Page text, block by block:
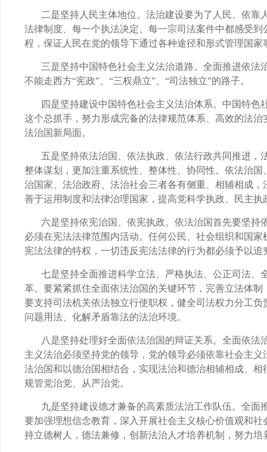
二是坚持人民主体地位。法治建设要为了人民、依
法律制度、每一个执法决定、每一宗司法案件中都感受
程，保证人民在党的领导下通过各种途径和形式管理国
三是坚持中国特色社会主义法治道路。全面推进依
不能走西方“宪政”、“三权鼎立”、“司法独立”的路子。
四是坚持建设中国特色社会主义法治体系。中国特
这个总抓手，努力形成完备的法律规范体系、高效的法
法治国新局面。
五是坚持依法治国、依法执政、依法行政共同推进
整体谋划，更加注重系统性、整体性、协同性。依法治
治国家、法治政府、法治社会三者各有侧重、相辅相成
善于运用制度和法律治理国家，提高党科学执政、民主执
六是坚持依宪治国、依宪执政。依法治国首先要坚
必须在宪法法律范围内活动。任何公民、社会组织和国
宪法法律的特权，一切违反宪法法律的行为都必须予以追
七是坚持全面推进科学立法、严格执法、公正司法
革。要紧紧抓住全面依法治国的关键环节，完善立法体
要支持司法机关依法独立行使职权，健全司法权力分工
问题用法、化解矛盾靠法的法治环境。
八是坚持处理好全面依法治国的辩证关系。全面依
主义法治必须坚持党的领导，党的领导必须依靠社会主
法治国和以德治国相结合，实现法治和德治相辅相成、
规管党治党、从严治党。
九是坚持建设德才兼备的高素质法治工作队伍。全
要加强理想信念教育，深入开展社会主义核心价值观和
持立德树人，德法兼修，创新法治人才培养机制，努力